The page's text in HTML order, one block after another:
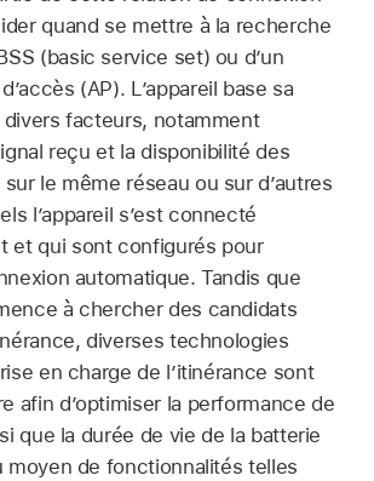
quand se mettre à la recherche
(basic service set) ou d’un
(AP). L’appareil base sa
facteurs, notamment
reçu et la disponibilité des
sur le même réseau ou sur d’autres
l’appareil s’est connecté
et qui sont configurés pour
automatique. Tandis que
à chercher des candidats
diverses technologies
en charge de l’itinérance sont
afin d’optimiser la performance de
que la durée de vie de la batterie
moyen de fonctionnalités telles